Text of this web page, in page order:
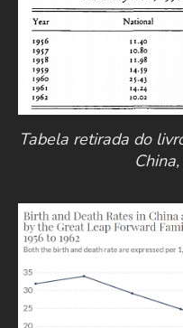
Tabela retirada do